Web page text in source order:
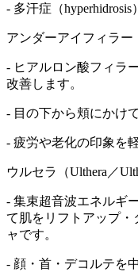
- 多汗症（
アンダーアイフィラー
- ヒアルロン酸フィラ
改善します。
- 目の下から頬にかけ
- 疲労や老化の印象を
ウルセラ（Ulthera／
- 集束超音波エネルギ
て肌をリフトアップ
ャです。
- 顔・首・デコルテを